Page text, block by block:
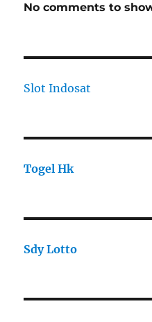
No comments to
Slot Indosat
Togel Hk
Sdy Lotto